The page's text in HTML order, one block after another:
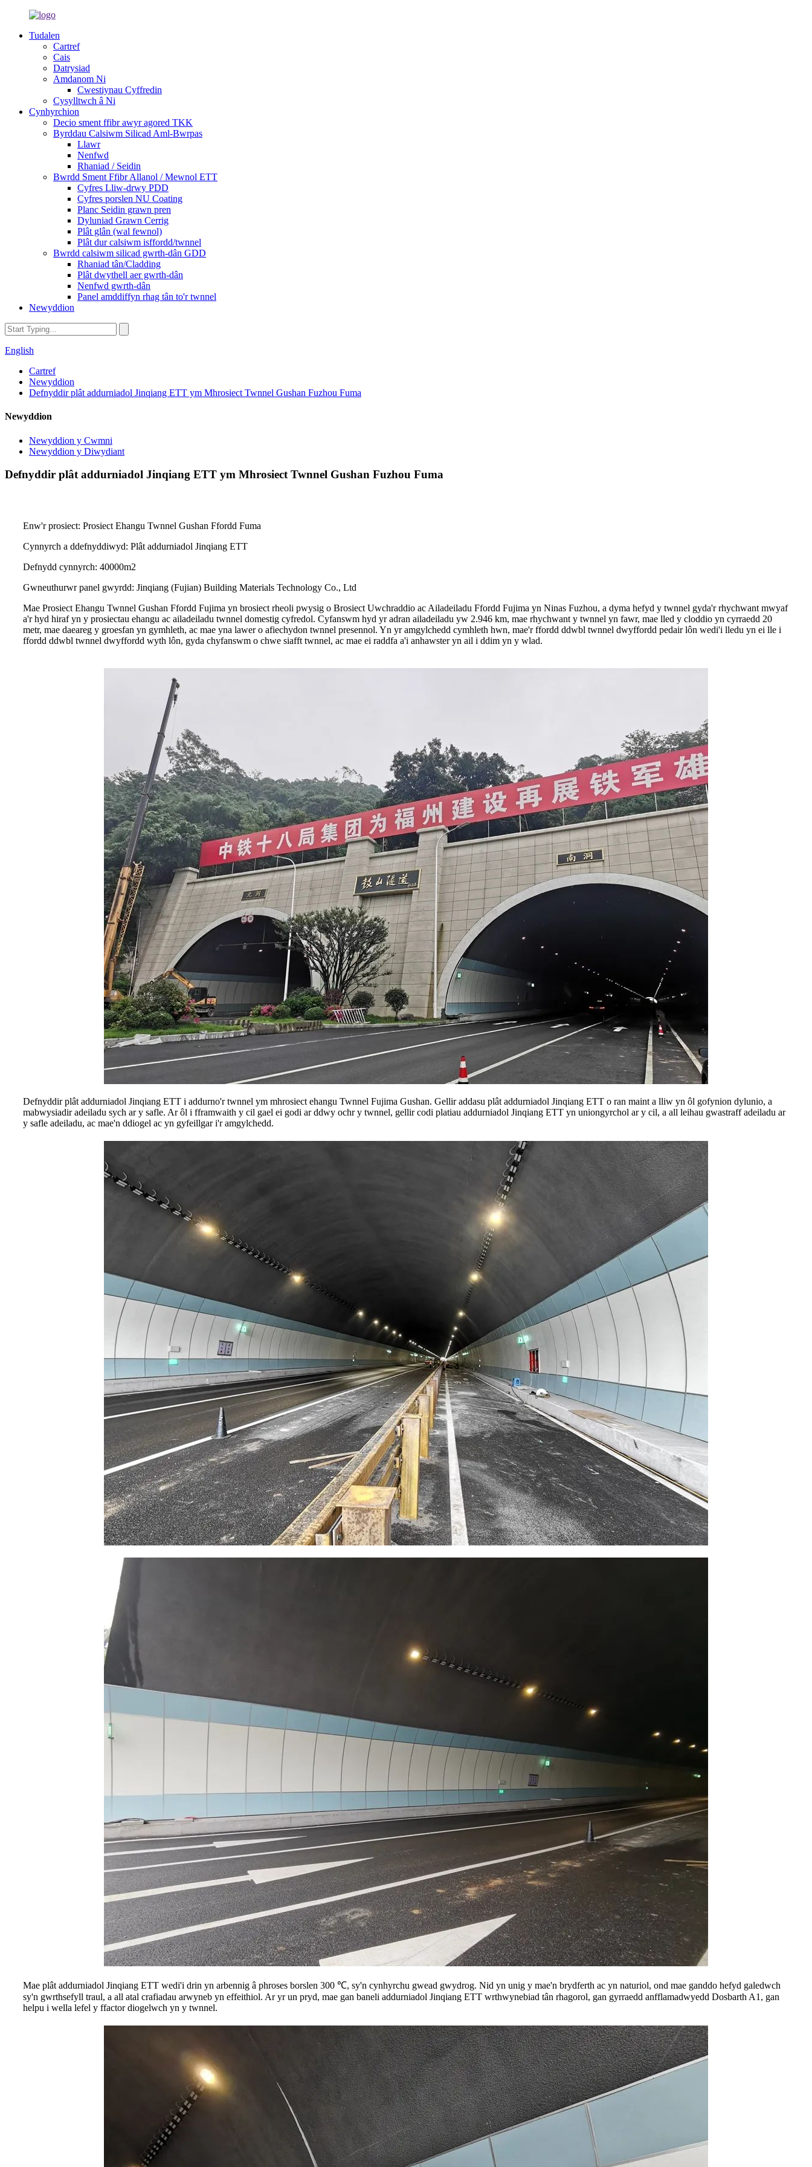
Tudalen
Cartref
Cais
Datrysiad
Amdanom Ni
Cwestiynau Cyffredin
Cysylltwch â Ni
Cynhyrchion
Decio sment ffibr awyr agored TKK
Byrddau Calsiwm Silicad Aml-Bwrpas
Llawr
Nenfwd
Rhaniad / Seidin
Bwrdd Sment Ffibr Allanol / Mewnol ETT
Cyfres Lliw-drwy PDD
Cyfres porslen NU Coating
Planc Seidin grawn pren
Dyluniad Grawn Cerrig
Plât glân (wal fewnol)
Plât dur calsiwm isffordd/twnnel
Bwrdd calsiwm silicad gwrth-dân GDD
Rhaniad tân/Cladding
Plât dwythell aer gwrth-dân
Nenfwd gwrth-dân
Panel amddiffyn rhag tân to'r twnnel
Newyddion
English
Cartref
Newyddion
Defnyddir plât addurniadol Jinqiang ETT ym Mhrosiect Twnnel Gushan Fuzhou Fuma
Newyddion
Newyddion y Cwmni
Newyddion y Diwydiant
Defnyddir plât addurniadol Jinqiang ETT ym Mhrosiect Twnnel Gushan Fuzhou Fuma
Enw'r prosiect: Prosiect Ehangu Twnnel Gushan Ffordd Fuma
Cynnyrch a ddefnyddiwyd: Plât addurniadol Jinqiang ETT
Defnydd cynnyrch: 40000m2
Gwneuthurwr panel gwyrdd: Jinqiang (Fujian) Building Materials Technology Co., Ltd
Mae Prosiect Ehangu Twnnel Gushan Ffordd Fujima yn brosiect rheoli pwysig o Brosiect Uwchraddio ac Ailadeiladu Ffordd Fujima yn Ninas Fuzhou, a dyma hefyd y twnnel gyda'r rhychwant mwyaf
a'r hyd hiraf yn y prosiectau ehangu ac ailadeiladu twnnel domestig cyfredol. Cyfanswm hyd yr adran ailadeiladu yw 2.946 km, mae rhychwant y twnnel yn fawr, mae lled y cloddio yn cyrraedd 20
metr, mae daeareg y groesfan yn gymhleth, ac mae yna lawer o afiechydon twnnel presennol. Yn yr amgylchedd cymhleth hwn, mae'r ffordd ddwbl twnnel dwyffordd pedair lôn wedi'i lledu yn ei lle i
ffordd ddwbl twnnel dwyffordd wyth lôn, gyda chyfanswm o chwe siafft twnnel, ac mae ei raddfa a'i anhawster yn ail i ddim yn y wlad.
Defnyddir plât addurniadol Jinqiang ETT i addurno'r twnnel ym mhrosiect ehangu Twnnel Fujima Gushan. Gellir addasu plât addurniadol Jinqiang ETT o ran maint a lliw yn ôl gofynion dylunio, a
mabwysiadir adeiladu sych ar y safle. Ar ôl i fframwaith y cil gael ei godi ar ddwy ochr y twnnel, gellir codi platiau addurniadol Jinqiang ETT yn uniongyrchol ar y cil, a all leihau gwastraff adeiladu ar
y safle adeiladu, ac mae'n ddiogel ac yn gyfeillgar i'r amgylchedd.
Mae plât addurniadol Jinqiang ETT wedi'i drin yn arbennig â phroses borslen 300 ℃, sy'n cynhyrchu gwead gwydrog. Nid yn unig y mae'n brydferth ac yn naturiol, ond mae ganddo hefyd galedwch
sy'n gwrthsefyll traul, a all atal crafiadau arwyneb yn effeithiol. Ar yr un pryd, mae gan baneli addurniadol Jinqiang ETT wrthwynebiad tân rhagorol, gan gyrraedd anfflamadwyedd Dosbarth A1, gan
helpu i wella lefel y ffactor diogelwch yn y twnnel.